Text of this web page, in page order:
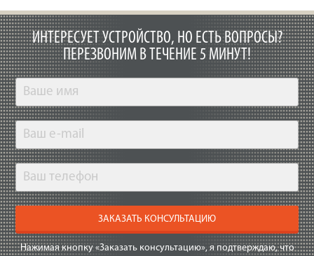
ИНТЕРЕСУЕТ УСТРОЙСТВО, НО ЕСТЬ ВОПРОСЫ?
ПЕРЕЗВОНИМ В ТЕЧЕНИЕ 5 МИНУТ!
ЗАКАЗАТЬ КОНСУЛЬТАЦИЮ
Нажимая кнопку «Заказать консультацию», я подтверждаю, что